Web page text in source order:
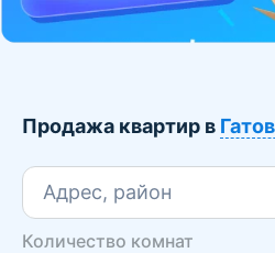
Продажа квартир в
Адрес, район
Количество комнат